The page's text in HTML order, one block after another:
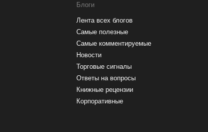
Блоги
Лента всех блогов
Самые полезные
Самые комментируемые
Новости
Торговые сигналы
Ответы на вопросы
Книжные рецензии
Корпоративные